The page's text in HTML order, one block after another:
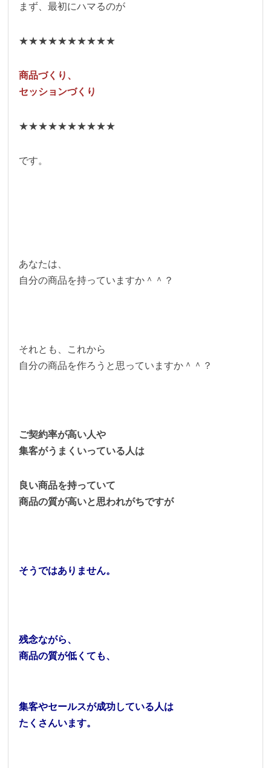
まず、最初にハマるのが
★★★★★★★★★★
商品づくり、
セッションづくり
★★★★★★★★★★
です。
あなたは、
自分の商品を持っていますか＾＾？
それとも、これから
自分の商品を作ろうと思っていますか＾＾？
ご契約率が高い人や
集客がうまくいっている人は
良い商品を持っていて
商品の質が高いと思われがちですが
そうではありません。
残念ながら、
商品の質が低くても、
集客やセールスが成功している人は
たくさんいます。